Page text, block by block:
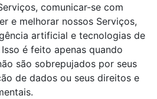
comunicar-se com
e melhorar nossos Serviços,
artificial e tecnologias de
é feito apenas quando
são sobrepujados por seus
de dados ou seus direitos e